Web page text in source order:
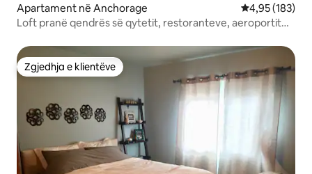
Apartament në Anchorage Vlerësimi
4,95 (183)
Loft pranë qendrës së qytetit, restoranteve, aeroportit
Zgjedhja e klientëve
Zgjedhja e klientëve